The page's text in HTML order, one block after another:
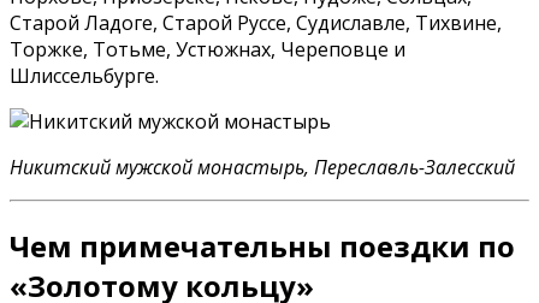
Старой Ладоге, Старой Руссе, Судиславле, Тихвине,
Торжке, Тотьме, Устюжнах, Череповце и
Шлиссельбурге.
Никитский мужской монастырь, Переславль-Залесский
Чем примечательны поездки по
«Золотому кольцу»